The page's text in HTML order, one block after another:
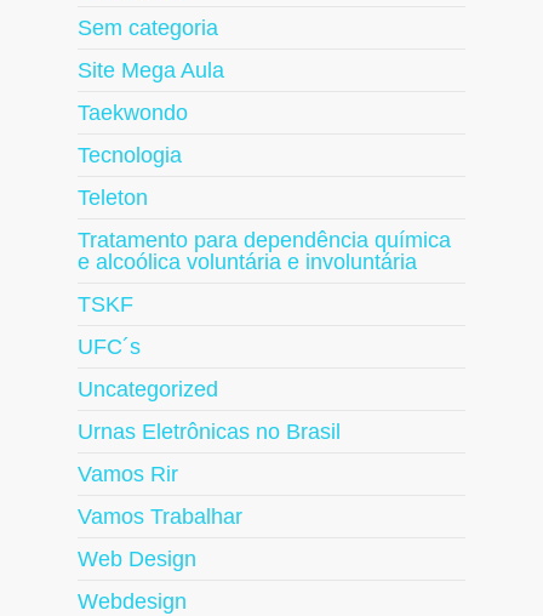
Sem categoria
Site Mega Aula
Taekwondo
Tecnologia
Teleton
Tratamento para dependência química
e alcoólica voluntária e involuntária
TSKF
UFC´s
Uncategorized
Urnas Eletrônicas no Brasil
Vamos Rir
Vamos Trabalhar
Web Design
Webdesign